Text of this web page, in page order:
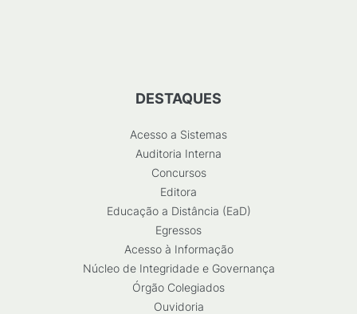
DESTAQUES
Acesso a Sistemas
Auditoria Interna
Concursos
Editora
Educação a Distância (EaD)
Egressos
Acesso à Informação
Núcleo de Integridade e Governança
Órgão Colegiados
Ouvidoria